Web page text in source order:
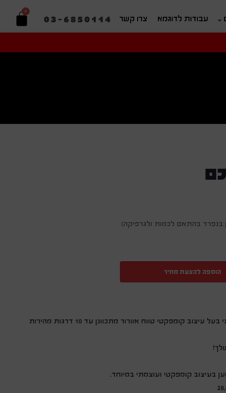
עבודות לדוגמא צרו קשר 03-6850114
0
בנפרד בהתאם לכמות ולגרפיקה)
הוספה להצעת מחיר
"פאן-טק" מאוורר נייד נטען עוצמתי בעל עיצוב קומפקטי טווח אוורור מתכוונן עד 10 דרגות מהירות
בעיצוב קומפקטי ועוצמתי במיוחד.